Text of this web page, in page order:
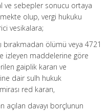
ve sebepler sonucu ortaya
olup, vergi hukuku
vesikalara;
bırakmadan ölümü veya 4721
izleyen maddelerine göre
gaiplik kararı ve
dair sulh hukuk
red kararı,
açılan davayı borçlunun